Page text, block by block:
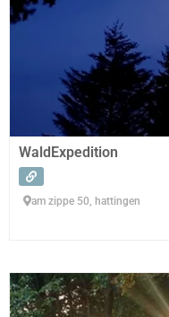
WaldExpedition
am zippe 50, hattingen